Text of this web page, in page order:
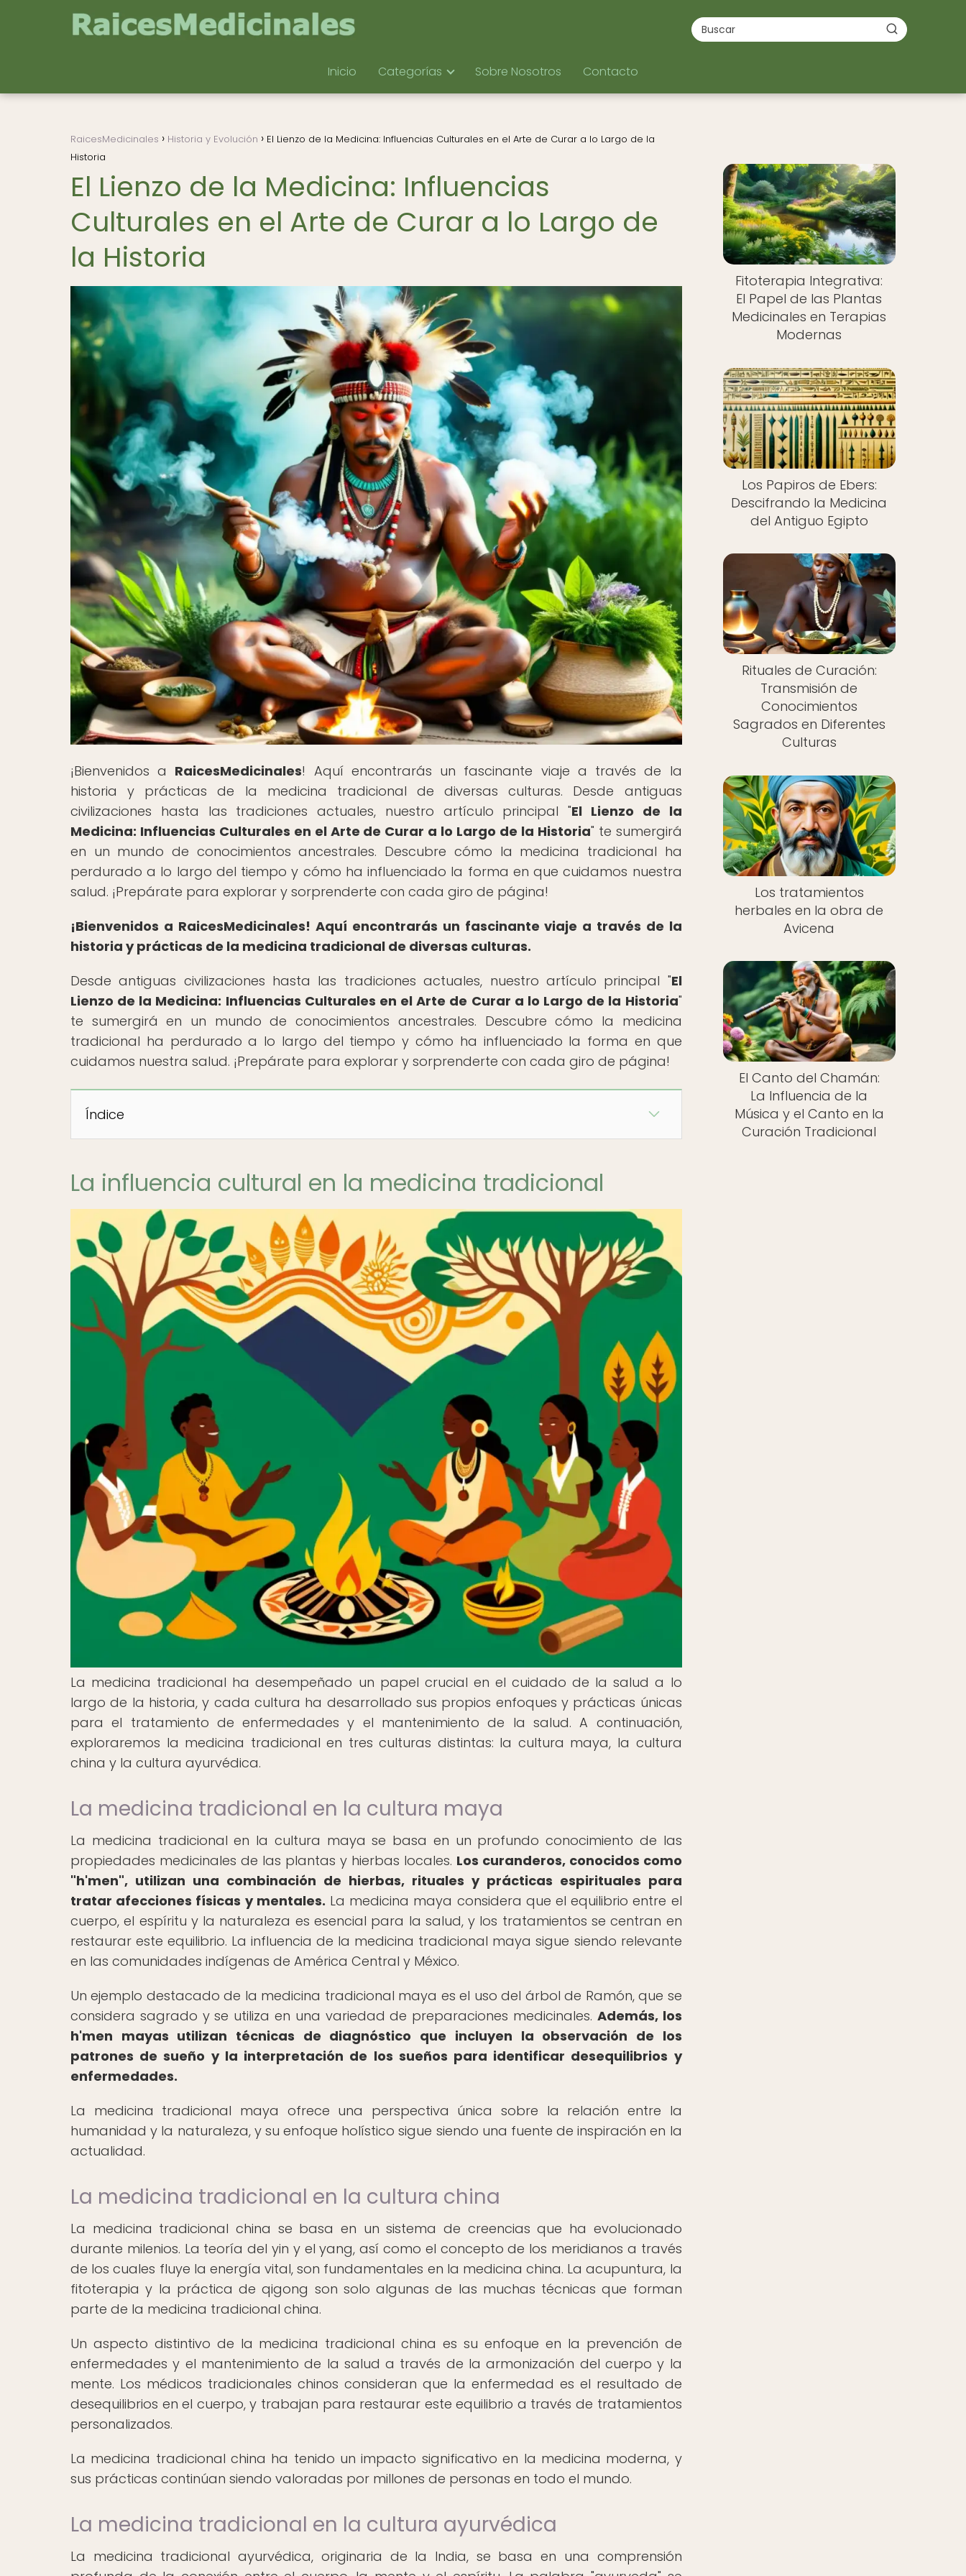
Inicio Categorías Sobre Nosotros Contacto
RaicesMedicinales Historia y Evolución
El Lienzo de la Medicina: Influencias Culturales en el Arte de Curar a lo Largo de la
Historia
El Lienzo de la Medicina: Influencias
Culturales en el Arte de Curar a lo Largo de
la Historia
¡Bienvenidos a RaicesMedicinales! Aquí encontrarás un fascinante viaje a través de la
historia y prácticas de la medicina tradicional de diversas culturas. Desde antiguas
civilizaciones hasta las tradiciones actuales, nuestro artículo principal "El Lienzo de la
Medicina: Influencias Culturales en el Arte de Curar a lo Largo de la Historia" te sumergirá
en un mundo de conocimientos ancestrales. Descubre cómo la medicina tradicional ha
perdurado a lo largo del tiempo y cómo ha influenciado la forma en que cuidamos nuestra
salud. ¡Prepárate para explorar y sorprenderte con cada giro de página!
¡Bienvenidos a RaicesMedicinales! Aquí encontrarás un fascinante viaje a través de la
historia y prácticas de la medicina tradicional de diversas culturas.
Desde antiguas civilizaciones hasta las tradiciones actuales, nuestro artículo principal "El
Lienzo de la Medicina: Influencias Culturales en el Arte de Curar a lo Largo de la Historia"
te sumergirá en un mundo de conocimientos ancestrales. Descubre cómo la medicina
tradicional ha perdurado a lo largo del tiempo y cómo ha influenciado la forma en que
cuidamos nuestra salud. ¡Prepárate para explorar y sorprenderte con cada giro de página!
Índice
La influencia cultural en la medicina tradicional
La medicina tradicional ha desempeñado un papel crucial en el cuidado de la salud a lo
largo de la historia, y cada cultura ha desarrollado sus propios enfoques y prácticas únicas
para el tratamiento de enfermedades y el mantenimiento de la salud. A continuación,
exploraremos la medicina tradicional en tres culturas distintas: la cultura maya, la cultura
china y la cultura ayurvédica.
La medicina tradicional en la cultura maya
La medicina tradicional en la cultura maya se basa en un profundo conocimiento de las
propiedades medicinales de las plantas y hierbas locales. Los curanderos, conocidos como
"h'men", utilizan una combinación de hierbas, rituales y prácticas espirituales para
tratar afecciones físicas y mentales. La medicina maya considera que el equilibrio entre el
cuerpo, el espíritu y la naturaleza es esencial para la salud, y los tratamientos se centran en
restaurar este equilibrio. La influencia de la medicina tradicional maya sigue siendo relevante
en las comunidades indígenas de América Central y México.
Un ejemplo destacado de la medicina tradicional maya es el uso del árbol de Ramón, que se
considera sagrado y se utiliza en una variedad de preparaciones medicinales. Además, los
h'men mayas utilizan técnicas de diagnóstico que incluyen la observación de los
patrones de sueño y la interpretación de los sueños para identificar desequilibrios y
enfermedades.
La medicina tradicional maya ofrece una perspectiva única sobre la relación entre la
humanidad y la naturaleza, y su enfoque holístico sigue siendo una fuente de inspiración en la
actualidad.
La medicina tradicional en la cultura china
La medicina tradicional china se basa en un sistema de creencias que ha evolucionado
durante milenios. La teoría del yin y el yang, así como el concepto de los meridianos a través
de los cuales fluye la energía vital, son fundamentales en la medicina china. La acupuntura, la
fitoterapia y la práctica de qigong son solo algunas de las muchas técnicas que forman
parte de la medicina tradicional china.
Un aspecto distintivo de la medicina tradicional china es su enfoque en la prevención de
enfermedades y el mantenimiento de la salud a través de la armonización del cuerpo y la
mente. Los médicos tradicionales chinos consideran que la enfermedad es el resultado de
desequilibrios en el cuerpo, y trabajan para restaurar este equilibrio a través de tratamientos
personalizados.
La medicina tradicional china ha tenido un impacto significativo en la medicina moderna, y
sus prácticas continúan siendo valoradas por millones de personas en todo el mundo.
La medicina tradicional en la cultura ayurvédica
La medicina tradicional ayurvédica, originaria de la India, se basa en una comprensión
Fitoterapia Integrativa:
El Papel de las Plantas
Medicinales en Terapias
Modernas
Los Papiros de Ebers:
Descifrando la Medicina
del Antiguo Egipto
Rituales de Curación:
Transmisión de
Conocimientos
Sagrados en Diferentes
Culturas
Los tratamientos
herbales en la obra de
Avicena
El Canto del Chamán:
La Influencia de la
Música y el Canto en la
Curación Tradicional